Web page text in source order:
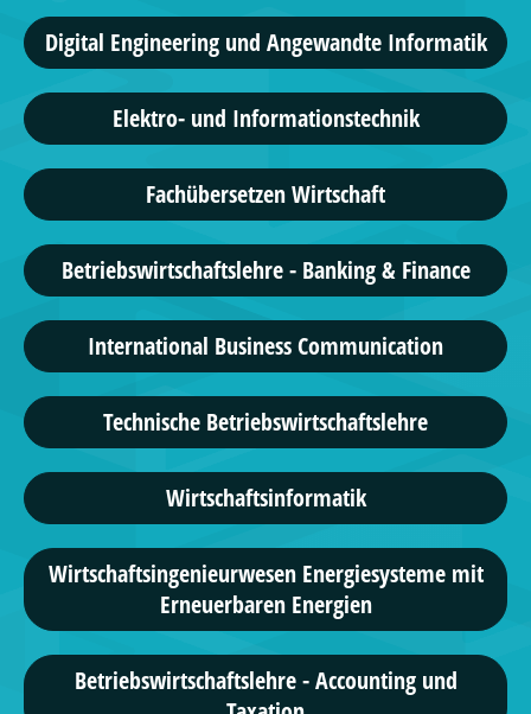
Digital Engineering und Angewandte Informatik
Elektro- und Informationstechnik
Fachübersetzen Wirtschaft
Betriebswirtschaftslehre - Banking & Finance
International Business Communication
Technische Betriebswirtschaftslehre
Wirtschaftsinformatik
Wirtschaftsingenieurwesen Energiesysteme mit
Erneuerbaren Energien
Betriebswirtschaftslehre - Accounting und